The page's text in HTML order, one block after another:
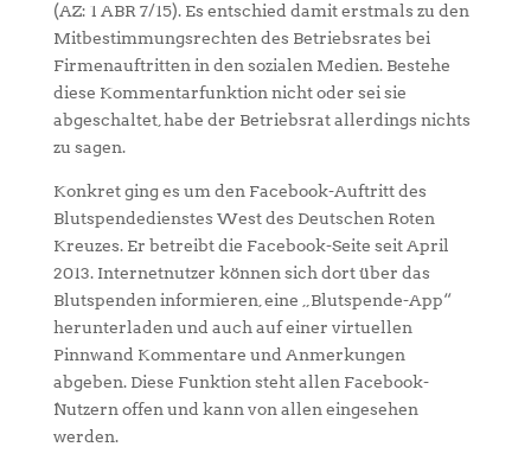
(AZ: 1 ABR 7/15). Es entschied damit erstmals zu den
Mitbestimmungsrechten des Betriebsrates bei
Firmenauftritten in den sozialen Medien. Bestehe
diese Kommentarfunktion nicht oder sei sie
abgeschaltet, habe der Betriebsrat allerdings nichts
zu sagen.
Konkret ging es um den Facebook-Auftritt des
Blutspendedienstes West des Deutschen Roten
Kreuzes. Er betreibt die Facebook-Seite seit April
2013. Internetnutzer können sich dort über das
Blutspenden informieren, eine „Blutspende-App“
herunterladen und auch auf einer virtuellen
Pinnwand Kommentare und Anmerkungen
abgeben. Diese Funktion steht allen Facebook-
Nutzern offen und kann von allen eingesehen
werden.